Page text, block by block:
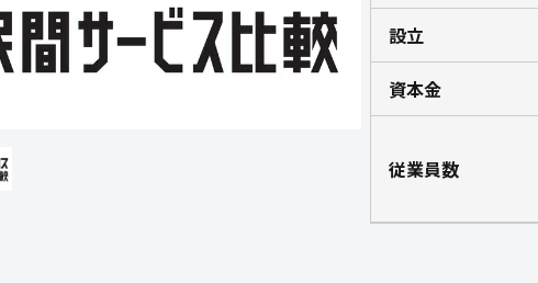
設立
資本金
従業員数